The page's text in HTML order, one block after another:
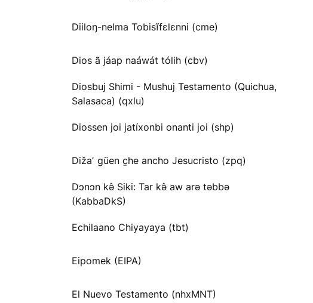
Diiloŋ-nelma Tobisĩfɛlɛnni (cme)
Dios ã jáap naáwát tólih (cbv)
Diosbuj Shimi - Mushuj Testamento (Quichua,
Salasaca) (qxlu)
Diossen joi jatíxonbi onanti joi (shp)
Dižaʼ güen c̱he ancho Jesucristo (zpq)
Dɔnɔn kə̂ Siki: Tar kə̂ aw arə təbbə
(KabbaDkS)
Echilaano Chiyayaya (tbt)
Eipomek (EIPA)
El Nuevo Testamento (nhxMNT)